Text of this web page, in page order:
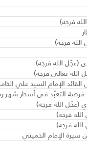
فرجه)
فرجه)
(عجّل الله فرجه)
الله تعالى فرجه)
الإمام السيد علي
فرصة التعبّد في أسحار شهر
(عجّل الله فرجه)
فرجه)
فرجه)
سيرة الإمام الخميني